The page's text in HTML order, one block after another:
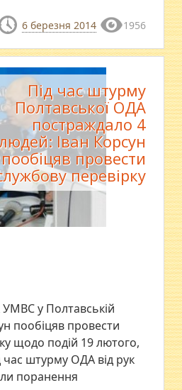
6 березня 2014 1956
Під час штурму
Полтавської ОДА
постраждало 4
Іван Корсун
пообіцяв провести
перевірку
у Полтавській
пообіцяв провести
щодо подій 19 лютого,
час штурму ОДА від рук
поранення